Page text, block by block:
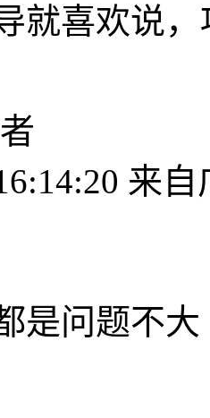
就喜欢说
来自
是问题不大